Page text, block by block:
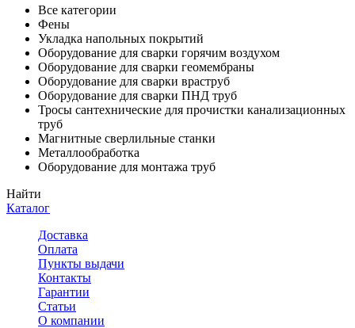
Все категории
Фены
Укладка напольных покрытий
Оборудование для сварки горячим воздухом
Оборудование для сварки геомембраны
Оборудование для сварки враструб
Оборудование для сварки ПНД труб
Тросы сантехнические для прочистки канализационных
труб
Магнитные сверлильные станки
Металлообработка
Оборудование для монтажа труб
Найти
Каталог
Доставка
Оплата
Пункты выдачи
Контакты
Гарантии
Статьи
О компании